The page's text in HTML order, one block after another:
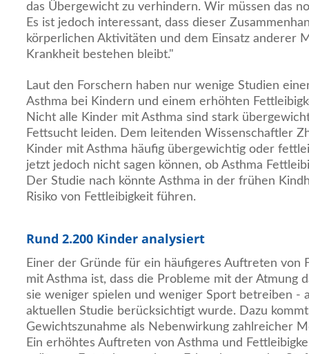
das Übergewicht zu verhindern. Wir müssen das
Es ist jedoch interessant, dass dieser
körperlichen Aktivitäten und dem Einsatz anderer
Krankheit bestehen bleibt."
Laut den Forschern haben nur wenige Studien
Asthma bei Kindern und einem erhöhten
Nicht alle Kinder mit Asthma sind stark
Fettsucht leiden. Dem leitenden Wissenschaftler
Kinder mit Asthma häufig übergewichtig oder
jetzt jedoch nicht sagen können, ob Asthma
Der Studie nach könnte Asthma in der frühen
Risiko von Fettleibigkeit führen.
Rund 2.200 Kinder analysiert
Einer der Gründe für ein häufigeres Auftreten von
mit Asthma ist, dass die Probleme mit der Atmung
sie weniger spielen und weniger Sport betreiben -
aktuellen Studie berücksichtigt wurde. Dazu
Gewichtszunahme als Nebenwirkung zahlreicher
Ein erhöhtes Auftreten von Asthma und